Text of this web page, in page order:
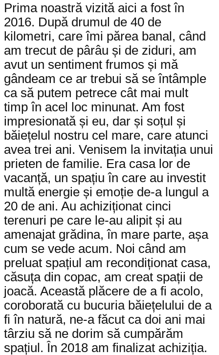
Prima noastră vizită aici a fost în
2016. După drumul de 40 de
kilometri, care îmi părea banal, când
am trecut de pârâu și de ziduri, am
avut un sentiment frumos și mă
gândeam ce ar trebui să se întâmple
ca să putem petrece cât mai mult
timp în acel loc minunat. Am fost
impresionată și eu, dar și soțul și
băiețelul nostru cel mare, care atunci
avea trei ani. Venisem la invitația unui
prieten de familie. Era casa lor de
vacanță, un spațiu în care au investit
multă energie și emoție de-a lungul a
20 de ani. Au achiziționat cinci
terenuri pe care le-au alipit și au
amenajat grădina, în mare parte, așa
cum se vede acum. Noi când am
preluat spațiul am recondiționat casa,
căsuța din copac, am creat spații de
joacă. Această plăcere de a fi acolo,
coroborată cu bucuria băiețelului de a
fi în natură, ne-a făcut ca doi ani mai
târziu să ne dorim să cumpărăm
spațiul. În 2018 am finalizat achiziția.